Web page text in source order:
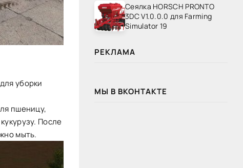
уборки
пшеницу,
После
мыть.
Сеялка HORSCH PRONTO
3DC V1.0.0.0 для Farming
Simulator 19
РЕКЛАМА
МЫ В ВКОНТАКТЕ